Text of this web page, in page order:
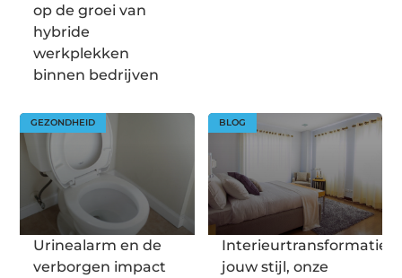
op de groei van
hybride
werkplekken
binnen bedrijven
GEZONDHEID
Urinealarm en de
verborgen impact
BLOG
Interieurtransformatie:
jouw stijl, onze